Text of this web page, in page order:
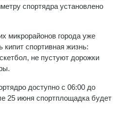
спортядра установлено
микрорайонов города уже
спортивная жизнь:
не пустуют дорожки
доступно с 06:00 до
25 июня спортплощадка будет